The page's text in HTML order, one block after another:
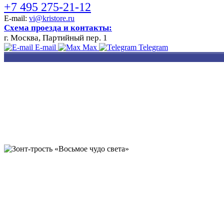
+7 495 275-21-12
E-mail: vi@kristore.ru
Схема проезда и контакты:
г. Москва, Партийный пер. 1
E-mail Max Telegram